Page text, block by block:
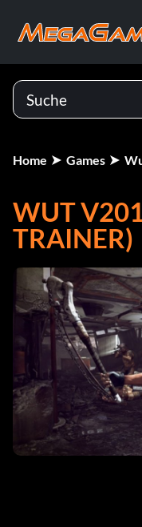
Home Games
WUT
TRAINER)